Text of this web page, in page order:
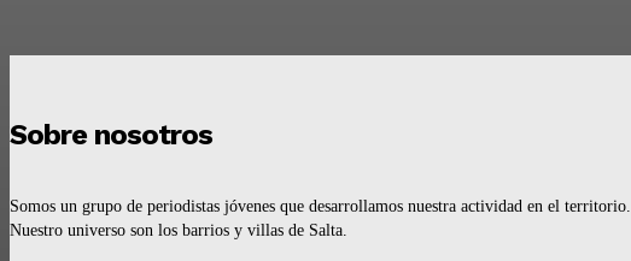
Sobre nosotros
Somos un grupo de periodistas jóvenes que desarrollamos nuestra actividad en el territorio.
Nuestro universo son los barrios y villas de Salta.